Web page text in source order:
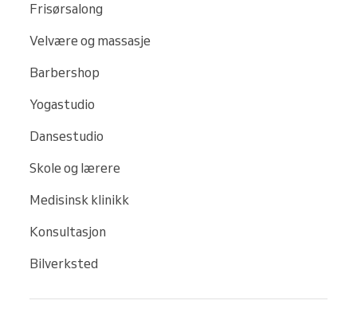
Frisørsalong
Velvære og massasje
Barbershop
Yogastudio
Dansestudio
Skole og lærere
Medisinsk klinikk
Konsultasjon
Bilverksted